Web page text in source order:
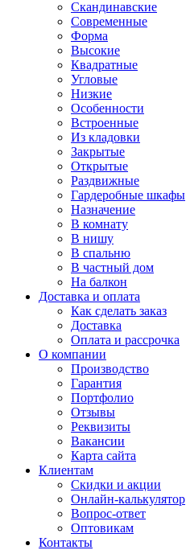
Скандинавские
Современные
Форма
Высокие
Квадратные
Угловые
Низкие
Особенности
Встроенные
Из кладовки
Закрытые
Открытые
Раздвижные
Гардеробные шкафы
Назначение
В комнату
В нишу
В спальню
В частный дом
На балкон
Доставка и оплата
Как сделать заказ
Доставка
Оплата и рассрочка
О компании
Производство
Гарантия
Портфолио
Отзывы
Реквизиты
Вакансии
Карта сайта
Клиентам
Скидки и акции
Онлайн-калькулятор
Вопрос-ответ
Оптовикам
Контакты